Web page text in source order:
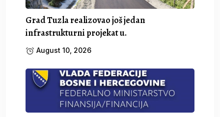
Grad Tuzla realizovao još jedan
infrastrukturni projekat u.
August 10, 2026